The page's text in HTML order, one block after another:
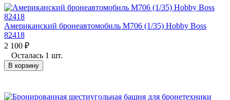
Американский бронеавтомобиль M706 (1/35) Hobby Boss
82418
2 100 ₽
Осталась 1 шт.
В корзину